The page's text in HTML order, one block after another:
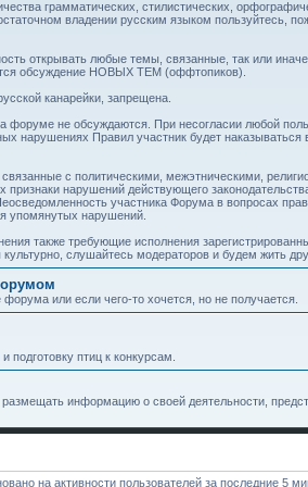
грамматических, стилистических,
владении русским языком пользуйтесь,
открывать любые темы, связанные, так или
обсуждение НОВЫХ ТЕМ (оффтопиков).
канарейки, запрещена.
не обсуждаются. При несогласии любой
нарушениях Правил участник будет
с политическими, межэтническими,
нарушений действующего
участника Форума в вопросах
упомянутых нарушений.
также требующие исполнения
слушайтесь модераторов и будем жить
или если чего-то хочется, но не получается.
подготовку птиц к конкурсам.
информацию о своей деятельности,
на активности пользователей за последние 5